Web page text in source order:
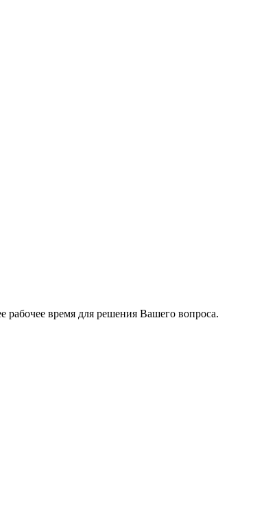
время для решения Вашего вопроса.